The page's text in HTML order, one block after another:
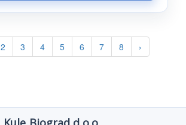
2 3 4 5 6 7 8 ›